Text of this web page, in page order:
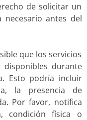
de solicitar un
necesario antes del
que los servicios
disponibles durante
Esto podría incluir
la presencia de
Por favor, notifica
condición física o